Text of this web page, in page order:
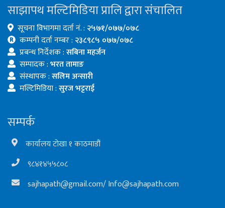
साझापथ मल्टिमिडिया प्रालि द्वारा संचालित
सूचना विभागमा दर्ता नं. : २५७१/०७७/०७८
कम्पनी दर्ता नम्बर : २३८९८५ ०७७/०७८
प्रबन्ध निर्देशक :सबिना महर्जन
सम्पादक :भरत तामाङ
संस्थापक :सलिम अन्सारी
मल्टिमिडिया :सुरज भट्टराई
सम्पर्क
कार्यालय टोखा १ काठमाडौं
९८४१४५५८०८
sajhapath@gmail.com/Info@sajhapath.com